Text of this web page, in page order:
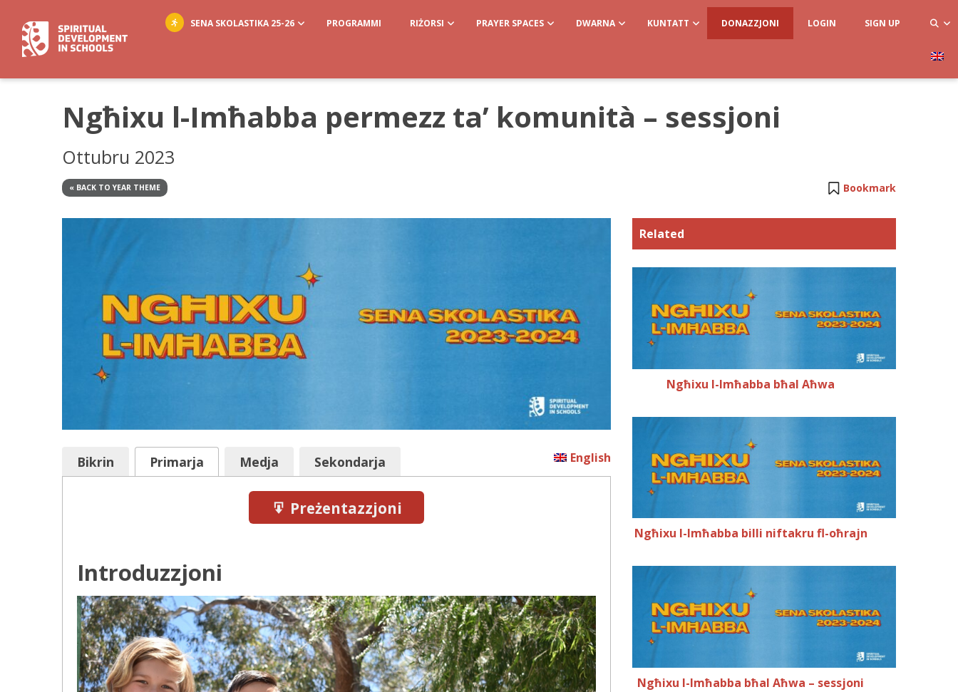
SENA SKOLASTIKA 25-26 PROGRAMMI RIŻORSI PRAYER SPACES DWARNA KUNTATT DONAZZJONI LOGIN SIGN UP
Ngħixu l-Imħabba permezz ta’ komunità – sessjoni
Ottubru 2023
Bookmark
« BACK TO YEAR THEME
English
Bikrin Primarja Medja Sekondarja
Preżentazzjoni
Introduzzjoni
Related
Ngħixu l-Imħabba bħal Aħwa
Ngħixu l-Imħabba billi niftakru fl-oħrajn
Ngħixu l-Imħabba bħal Aħwa – sessjoni